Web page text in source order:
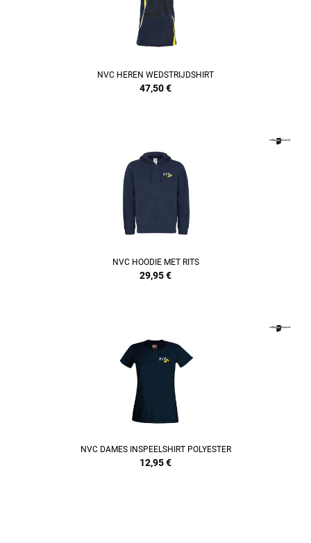
NVC HEREN WEDSTRIJDSHIRT
47,50€
NVC HOODIE MET RITS
29,95€
NVC DAMES INSPEELSHIRT POLYESTER
12,95€